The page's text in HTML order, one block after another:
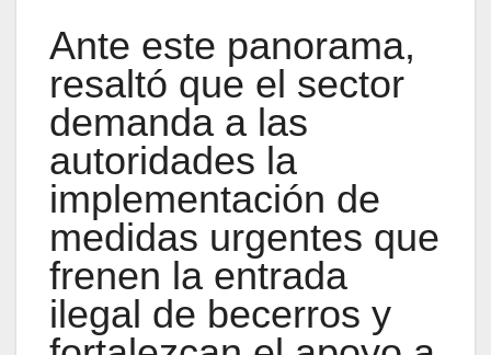
Ante este panorama,
resaltó que el sector
demanda a las
autoridades la
implementación de
medidas urgentes que
frenen la entrada
ilegal de becerros y